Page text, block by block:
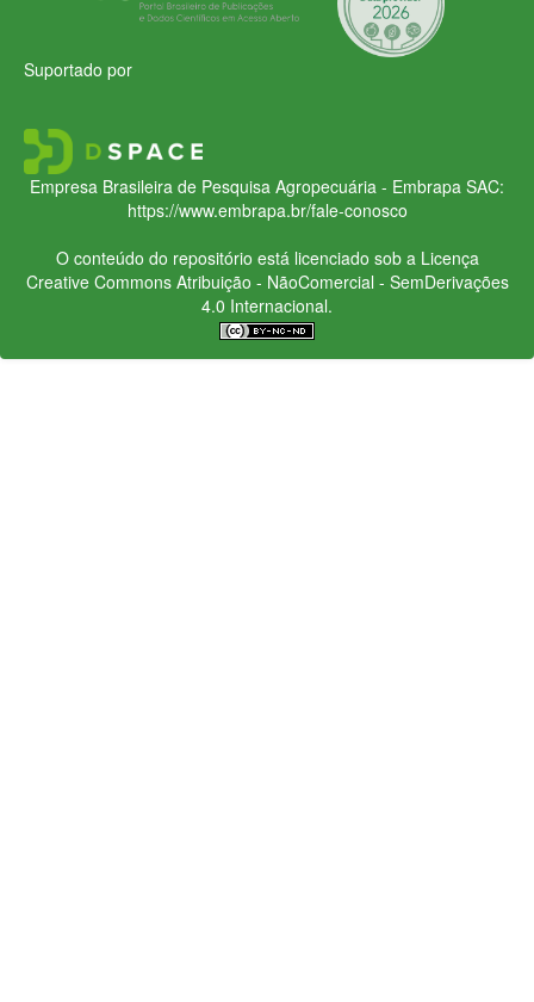
Suportado por
Empresa Brasileira de Pesquisa Agropecuária - Embrapa SAC:
https://www.embrapa.br/fale-conosco
O conteúdo do repositório está licenciado sob a Licença
Creative CommonsAtribuição - NãoComercial - SemDerivações
4.0 Internacional.